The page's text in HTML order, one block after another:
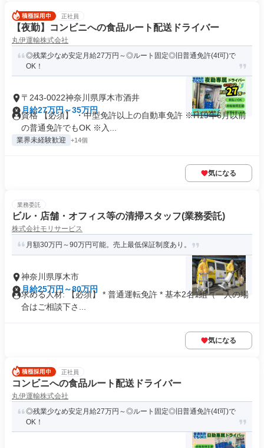
正社員
【夜勤】コンビニへの食品ルート配送ドライバー
丸伊運輸株式会社
◎残業少なめ安定月給27万円～◎ルート固定◎旧普通免許(4t可)で
OK！
〒243-0022神奈川県厚木市酒井
月給27万円～35万円
資格 【必須】 ・中型免許以上の自動車免許 ※H19年6月以前
の普通免許でもOK ※入...
業界未経験歓迎 +14個
気になる
業務委託
ビル・店舗・オフィス等の清掃スタッフ(業務委託)
株式会社モリサービス
月額30万円～90万円可能。売上最低保証制度あり。
神奈川県厚木市
月給25万円～80万円
求める人材: 【必須】 * 普通運転免許 * 基本2名1組（一人の場
合はご相談下さ...
気になる
正社員
コンビニへの食品ルート配送ドライバー
丸伊運輸株式会社
◎残業少なめ安定月給27万円～◎ルート固定◎旧普通免許(4t可)で
OK！